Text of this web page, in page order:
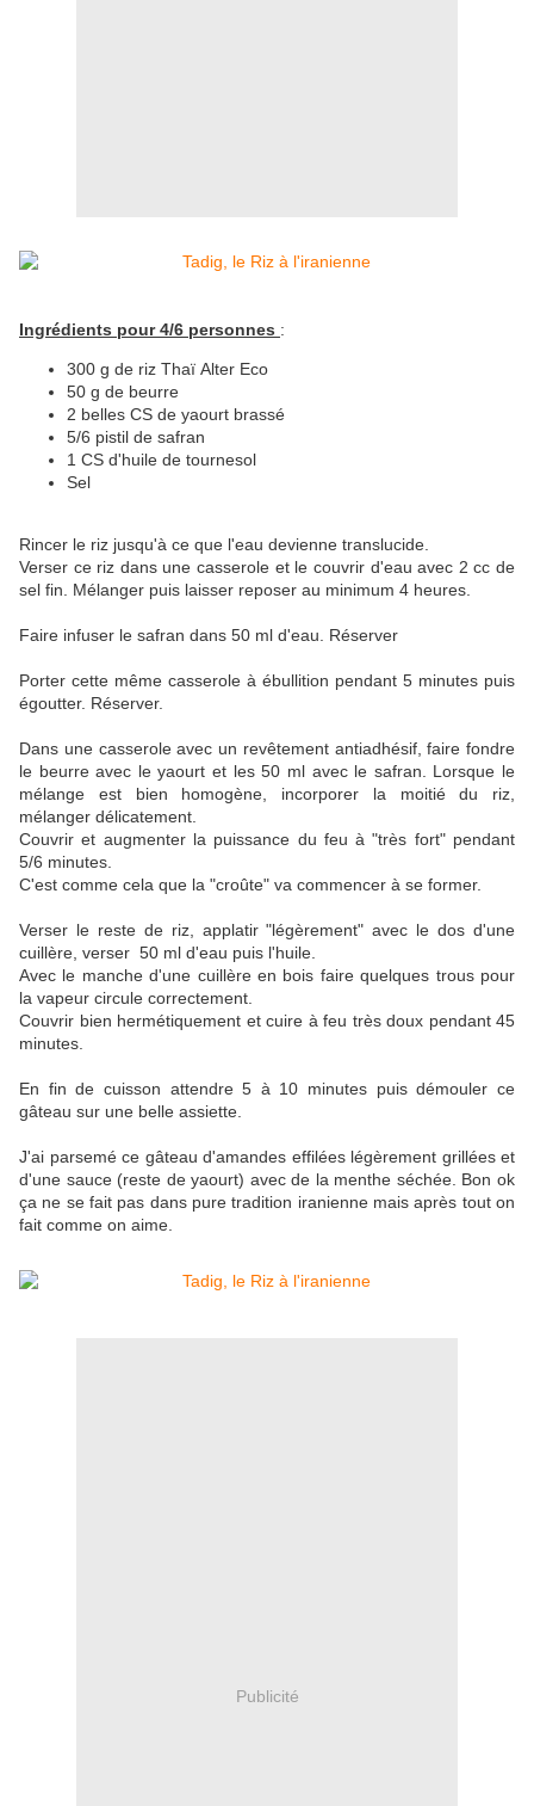
Ingrédients pour 4/6 personnes :
300 g de riz Thaï Alter Eco
50 g de beurre
2 belles CS de yaourt brassé
5/6 pistil de safran
1 CS d'huile de tournesol
Sel
Rincer le riz jusqu'à ce que l'eau devienne translucide.
Verser ce riz dans une casserole et le couvrir d'eau avec 2 cc de
sel fin. Mélanger puis laisser reposer au minimum 4 heures.
Faire infuser le safran dans 50 ml d'eau. Réserver
Porter cette même casserole à ébullition pendant 5 minutes puis
égoutter. Réserver.
Dans une casserole avec un revêtement antiadhésif, faire fondre
le beurre avec le yaourt et les 50 ml avec le safran. Lorsque le
mélange est bien homogène, incorporer la moitié du riz,
mélanger délicatement.
Couvrir et augmenter la puissance du feu à "très fort" pendant
5/6 minutes.
C'est comme cela que la "croûte" va commencer à se former.
Verser le reste de riz, applatir "légèrement" avec le dos d'une
cuillère, verser 50 ml d'eau puis l'huile.
Avec le manche d'une cuillère en bois faire quelques trous pour
la vapeur circule correctement.
Couvrir bien hermétiquement et cuire à feu très doux pendant 45
minutes.
En fin de cuisson attendre 5 à 10 minutes puis démouler ce
gâteau sur une belle assiette.
J'ai parsemé ce gâteau d'amandes effilées légèrement grillées et
d'une sauce (reste de yaourt) avec de la menthe séchée. Bon ok
ça ne se fait pas dans pure tradition iranienne mais après tout on
fait comme on aime.
Publicité